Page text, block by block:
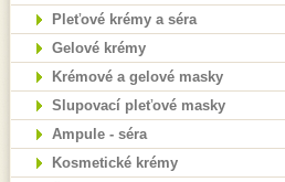
Pleťové krémy a séra
Gelové krémy
Krémové a gelové masky
Slupovací pleťové masky
Ampule - séra
Kosmetické krémy